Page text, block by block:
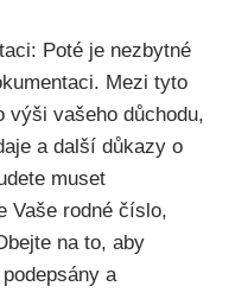
Poté je nezbytné
Mezi tyto
výši vašeho důchodu,
a další důkazy o
muset
Vaše rodné číslo,
na to, aby
a